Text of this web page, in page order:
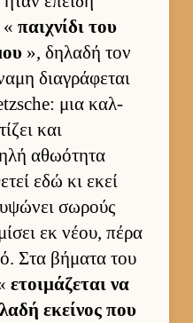
« παι­χνίδι του
», δηλαδή τον
δια­γράφεται
μια καλ­
και
αθωότητα
εδώ κι εκεί
σωρούς
εκ νέου, πέρα
Στα βήματα του
ετοι­μάζεται να
εκεί­νος που